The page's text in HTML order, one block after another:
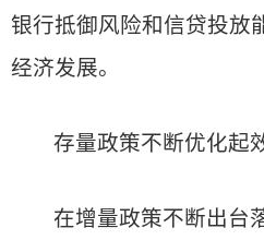
银行抵御风险和信贷投放
经济发展。
存量政策不断优化起
在增量政策不断出台